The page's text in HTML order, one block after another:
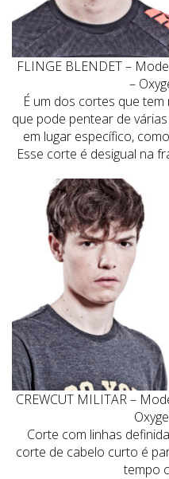
FLINGE BLENDET –
–
É um dos cortes que
que pode pentear de
em lugar específico,
Esse corte é desigual na
CREWCUT MILITAR –
Corte com linhas
corte de cabelo curto é
tempo